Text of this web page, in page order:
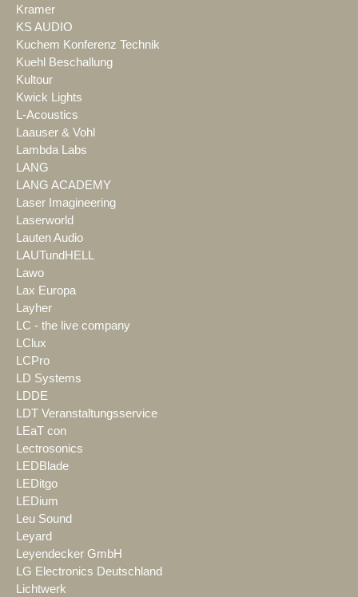
Kramer
KS AUDIO
Kuchem Konferenz Technik
Kuehl Beschallung
Kultour
Kwick Lights
L-Acoustics
Laauser & Vohl
Lambda Labs
LANG
LANG ACADEMY
Laser Imagineering
Laserworld
Lauten Audio
LAUTundHELL
Lawo
Lax Europa
Layher
LC - the live company
LClux
LCPro
LD Systems
LDDE
LDT Veranstaltungsservice
LEaT con
Lectrosonics
LEDBlade
LEDitgo
LEDium
Leu Sound
Leyard
Leyendecker GmbH
LG Electronics Deutschland
Lichtwerk